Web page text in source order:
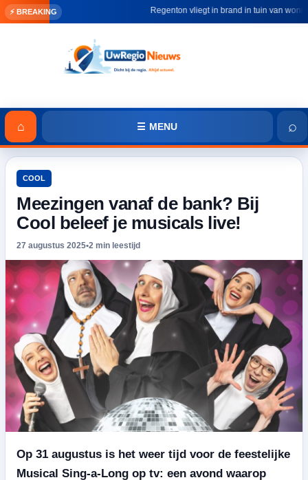
⚡ BREAKING Regenton vliegt in brand in tuin van woning in
⌂ ☰ MENU ⌕
COOL
Meezingen vanaf de bank? Bij
Cool beleef je musicals live!
27 augustus 2025•2 min leestijd
Op 31 augustus is het weer tijd voor de feestelijke
Musical Sing-a-Long op tv: een avond waarop